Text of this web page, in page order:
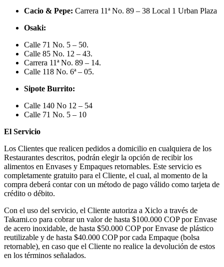
Cacio & Pepe: Carrera 11ª No. 89 – 38 Local 1 Urban Plaza
Osaki:
Calle 71 No. 5 – 50.
Calle 85 No. 12 – 43.
Carrera 11ª No. 89 – 14.
Calle 118 No. 6ª – 05.
Sipote Burrito:
Calle 140 No 12 – 54
Calle 71 No. 5 – 10
El Servicio
Los Clientes que realicen pedidos a domicilio en cualquiera de los
Restaurantes descritos, podrán elegir la opción de recibir los
alimentos en Envases y Empaques retornables. Este servicio es
completamente gratuito para el Cliente, el cual, al momento de la
compra deberá contar con un método de pago válido como tarjeta de
crédito o débito.
Con el uso del servicio, el Cliente autoriza a Xiclo a través de
Takami.co para cobrar un valor de hasta $100.000 COP por Envase
de acero inoxidable, de hasta $50.000 COP por Envase de plástico
reutilizable y de hasta $40.000 COP por cada Empaque (bolsa
retornable), en caso que el Cliente no realice la devolución de estos
en los términos señalados.